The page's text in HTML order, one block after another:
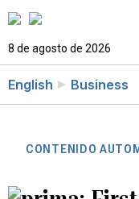
8 de agosto de 2026
English Business
CONTENIDO